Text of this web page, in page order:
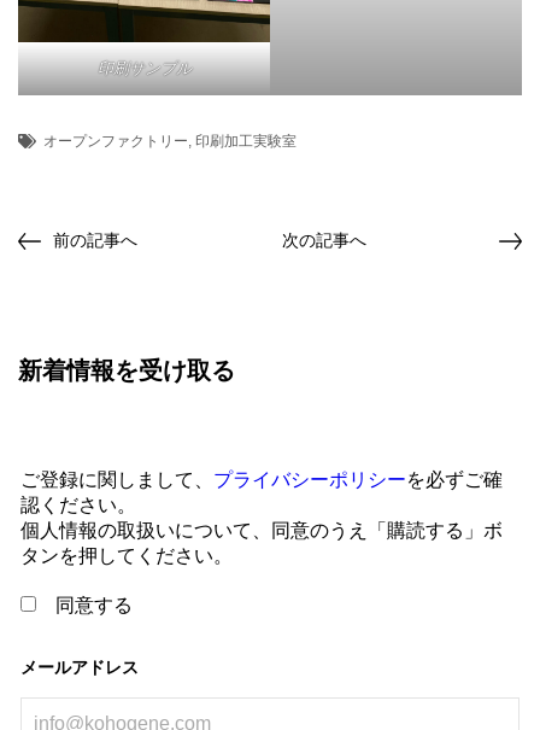
印刷サンプル
オープンファクトリー, 印刷加工実験室
前の記事へ 次の記事へ
新着情報を受け取る
ご登録に関しまして、 プライバシーポリシーを必ずご確
認ください。
個人情報の取扱いについて、同意のうえ「購読する」ボ
タンを押してください。
同意する
メールアドレス